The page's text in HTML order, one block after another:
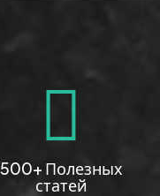
500+ Полезных
статей